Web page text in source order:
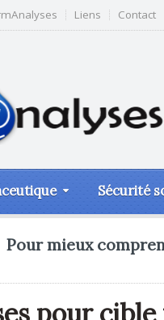
Liens Contact
Sécurité
Pour mieux
pour